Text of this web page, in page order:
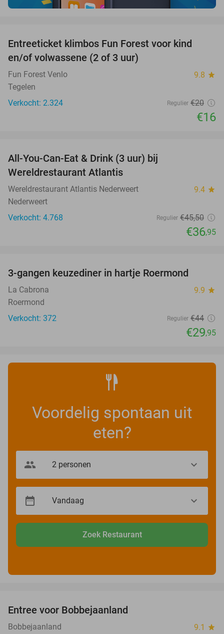
Entreeticket klimbos Fun Forest voor kind
en/of volwassene (2 of 3 uur)
Fun Forest Venlo 9.8 star
Tegelen
Verkocht: 2.324
Regulier €20
€16
All-You-Can-Eat & Drink (3 uur) bij
Wereldrestaurant Atlantis
Wereldrestaurant Atlantis Nederweert 9.4 star
Nederweert
Verkocht: 4.768
Regulier €45,50
€36,95
3-gangen keuzediner in hartje Roermond
La Cabrona 9.9 star
Roermond
Verkocht: 372
Regulier €44
€29,95
Voordelig spontaan uit
eten?
Zoek Restaurant
Entree voor Bobbejaanland
Bobbejaanland 9.1 star